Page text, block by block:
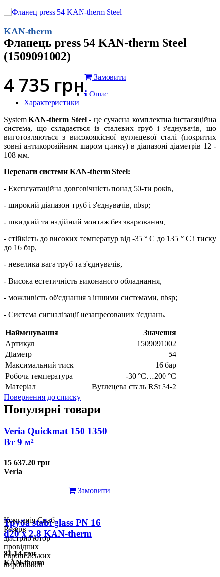
KAN-therm
Фланець press 54 KAN-therm Steel
(1509091002)
4 735 грн
Замовити
Опис
Характеристики
SystemKAN-therm Steel- це сучасна комплектна інсталяційна
система, що складається із сталевих труб і з'єднувачів, що
виготовляються з високоякісної вуглецевої сталі (покритих
зовні антикорозійним шаром цинку) в діапазоні діаметрів 12 -
108 мм.
Переваги системи KAN-therm Steel:
- Експлуатаційна довговічність понад 50-ти років,
- широкий діапазон труб і з'єднувачів, nbsp;
- швидкий та надійний монтаж без зварювання,
- стійкість до високих температур від -35 ° C до 135 ° C і тиску
до 16 бар,
- невелика вага труб та з'єднувачів,
- Висока естетичність виконаного обладнання,
- можливість об'єднання з іншими системами, nbsp;
- Система сигналізації незапресованих з'єднань.
Найменування
Значення
Артикул
1509091002
Діаметр
54
Максимальний тиск
16 бар
Робоча температура
-30 °C…200 °C
Матеріал
Вуглецева сталь RSt 34-2
Повернення до списку
Популярні товари
Veria Quickmat 150 1350
Вт 9 м²
15 637.20 грн
Veria
Замовити
Труба stabi glass PN 16
d20 х 2,8 KAN-therm
81.14 грн
KAN-therm
Компанія Снаб-
Резерв -
дистриб'ютор
провідних
європейських
виробників